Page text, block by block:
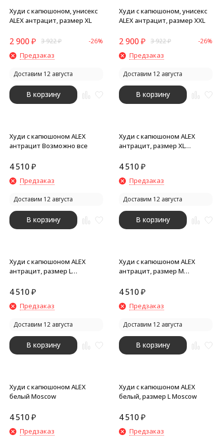
Худи с капюшоном, унисекс
ALEX антрацит, размер XL
2 900₽ 3 922₽ -26%
Предзаказ
Доставим 12 августа
В корзину
Худи с капюшоном, унисекс
ALEX антрацит, размер XXL
2 900₽ 3 922₽ -26%
Предзаказ
Доставим 12 августа
В корзину
Худи с капюшоном ALEX
антрацит Возможно все
4 510₽
Предзаказ
Доставим 12 августа
В корзину
Худи с капюшоном ALEX
антрацит, размер XL
4 510₽
Предзаказ
Доставим 12 августа
В корзину
Худи с капюшоном ALEX
антрацит, размер L
4 510₽
Предзаказ
Доставим 12 августа
В корзину
Худи с капюшоном ALEX
антрацит, размер M
4 510₽
Предзаказ
Доставим 12 августа
В корзину
Худи с капюшоном ALEX
белый Moscow
4 510₽
Предзаказ
Худи с капюшоном ALEX
белый, размер L Moscow
4 510₽
Предзаказ